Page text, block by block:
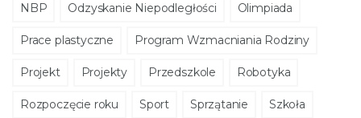
NBP Odzyskanie Niepodległości Olimpiada
Prace plastyczne Program Wzmacniania Rodziny
Projekt Projekty Przedszkole Robotyka
Rozpoczęcie roku Sport Sprzątanie Szkoła